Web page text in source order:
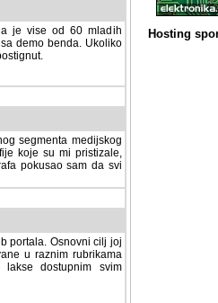
je vise od 60 mladih
demo benda. Ukoliko im
segmenta medijskog
koje su mi pristizale,
pokusao sam da svi
portala. Osnovni cilj joj
u raznim rubrikama
dostupnim svim